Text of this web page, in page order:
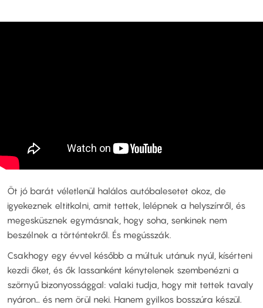
Öt jó barát véletlenül halálos autóbalesetet okoz, de
igyekeznek eltitkolni, amit tettek, lelépnek a helyszínről, és
megesküsznek egymásnak, hogy soha, senkinek nem
beszélnek a történtekről. És megússzák.
Csakhogy egy évvel később a múltuk utánuk nyúl, kísérteni
kezdi őket, és ők lassanként kénytelenek szembenézni a
szörnyű bizonyossággal: valaki tudja, hogy mit tettek tavaly
nyáron… és nem örül neki. Hanem gyilkos bosszúra készül.